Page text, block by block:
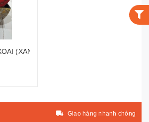
(XANH, VANG, TRANG)
Giao hàng nhanh chóng